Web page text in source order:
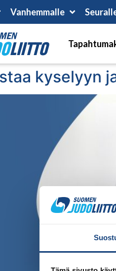
Vanhemmalle
kyselyyn